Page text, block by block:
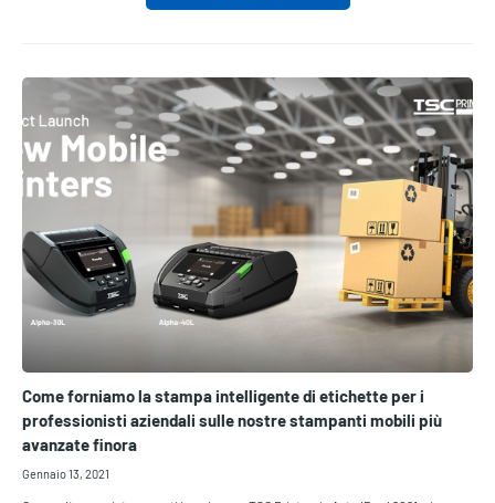
Come forniamo la stampa intelligente di etichette per i
professionisti aziendali sulle nostre stampanti mobili più
avanzate finora
Gennaio 13, 2021